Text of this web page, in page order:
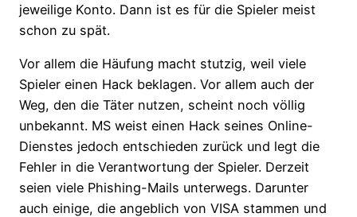
jeweilige Konto. Dann ist es für die Spieler meist
schon zu spät.
Vor allem die Häufung macht stutzig, weil viele
Spieler einen Hack beklagen. Vor allem auch der
Weg, den die Täter nutzen, scheint noch völlig
unbekannt. MS weist einen Hack seines Online-
Dienstes jedoch entschieden zurück und legt die
Fehler in die Verantwortung der Spieler. Derzeit
seien viele Phishing-Mails unterwegs. Darunter
auch einige, die angeblich von VISA stammen und